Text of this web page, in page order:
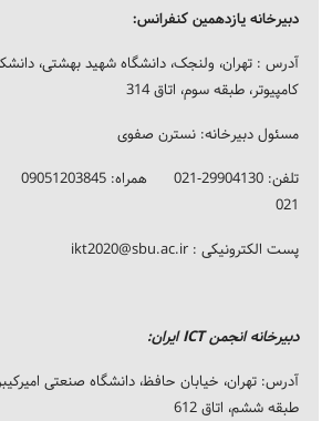
دبیرخانه یازدهمین کنفرانس:
آدرس : تهران، ولنجک، دانشگاه شهید بهشتی،
کامپیوتر، طبقه سوم، اتاق 314
مسئول دبیرخانه: نسترن صفوی
021
پست الکترونیکی : ikt2020@sbu.ac.ir
دبیرخانه انجمن ICT ایران:
آدرس: تهران، خیابان حافظ، دانشگاه صنعتی
طبقه ششم، اتاق 612